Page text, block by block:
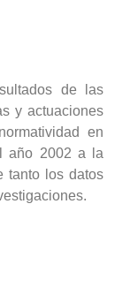
de las
y actuaciones
en
año 2002 a la
tanto los datos